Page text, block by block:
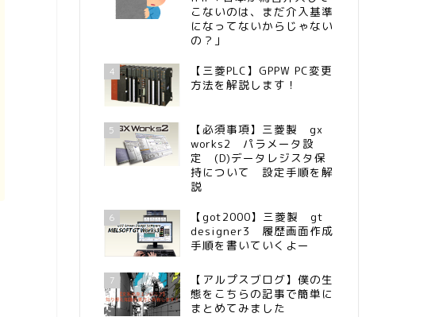
こないのは、まだ介入基準
になってないからじゃない
の？」
4
【三菱PLC】GPPW PC変更
方法を解説します！
5
【必須事項】三菱製 gx
works2 パラメータ設
定 (D)データレジスタ保
持について 設定手順を解
説
6
【got2000】三菱製 gt
designer3 履歴画面作成
手順を書いていくよー
7
【アルプスブログ】僕の生
態をこちらの記事で簡単に
まとめてみました